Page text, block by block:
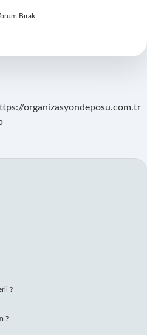
Bırak
organizasyondeposu.com.tr
?
?